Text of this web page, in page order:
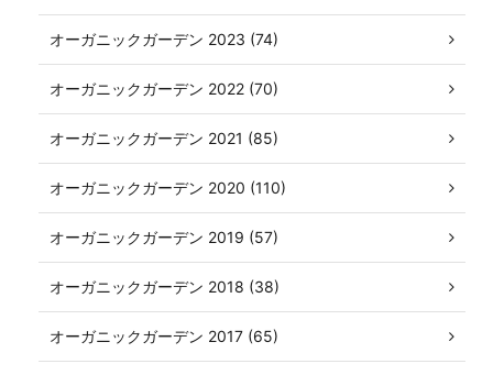
オーガニックガーデン 2023 (74)
オーガニックガーデン 2022 (70)
オーガニックガーデン 2021 (85)
オーガニックガーデン 2020 (110)
オーガニックガーデン 2019 (57)
オーガニックガーデン 2018 (38)
オーガニックガーデン 2017 (65)